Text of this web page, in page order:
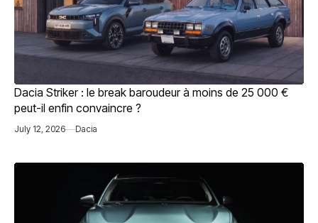
Dacia Striker : le break baroudeur à moins de 25 000 €
peut-il enfin convaincre ?
July 12, 2026 Dacia